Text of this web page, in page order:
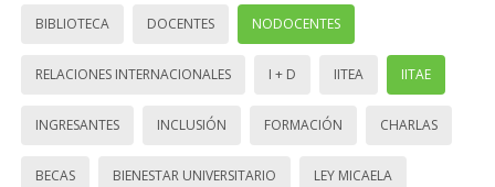
BIBLIOTECA DOCENTES NODOCENTES
RELACIONES INTERNACIONALES I + D IITEA IITAE
INGRESANTES INCLUSIÓN FORMACIÓN CHARLAS
BECAS BIENESTAR UNIVERSITARIO LEY MICAELA